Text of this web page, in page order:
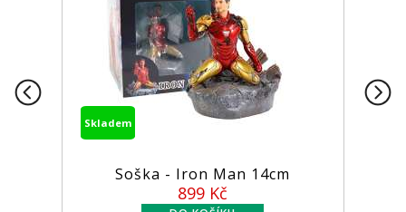
Skladem
Soška - Iron Man 14cm
899 Kč